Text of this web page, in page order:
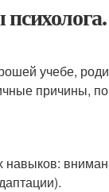
учебе,
причины,